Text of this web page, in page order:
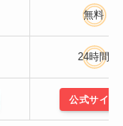
無料
24時間
公式サイト